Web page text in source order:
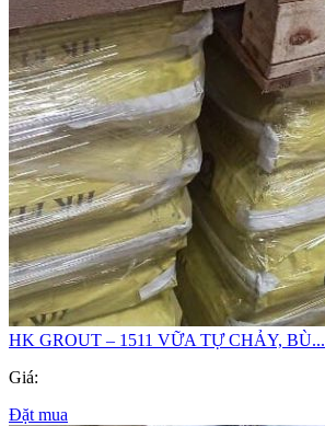
HK GROUT – 1511 VỮA TỰ CHẢY, BÙ...
Giá:
Đặt mua